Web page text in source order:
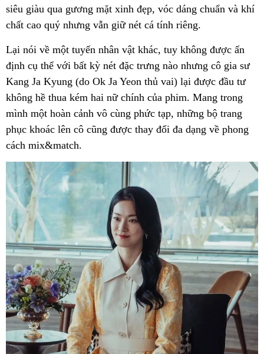
siêu giàu qua gương mặt xinh đẹp, vóc dáng chuẩn và khí
chất cao quý nhưng vẫn giữ nét cá tính riêng.
Lại nói về một tuyến nhân vật khác, tuy không được ấn
định cụ thể với bất kỳ nét đặc trưng nào nhưng cô gia sư
Kang Ja Kyung (do Ok Ja Yeon thủ vai) lại được đầu tư
không hề thua kém hai nữ chính của phim. Mang trong
mình một hoàn cảnh vô cùng phức tạp, những bộ trang
phục khoác lên cô cũng được thay đổi đa dạng về phong
cách mix&match.